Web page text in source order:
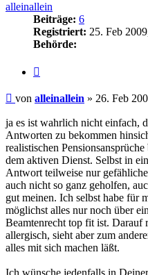
alleinallein
Beiträge: 6
Registriert: 25. Feb
Behörde:
Beitrag
von alleinallein » 26. Feb
ja es ist wahrlich nicht einfach,
Antworten zu bekommen
realistischen
dem aktiven Dienst. Selbst in
Antwort teilweise nur
auch nicht so ganz geholfen,
gut meinen. Ich selbst habe für
möglichst alles nur noch über
Beamtenrecht top fit ist. Darauf
allergisch, sieht aber zum
alles mit sich machen läßt.
Ich wünsche jedenfalls in